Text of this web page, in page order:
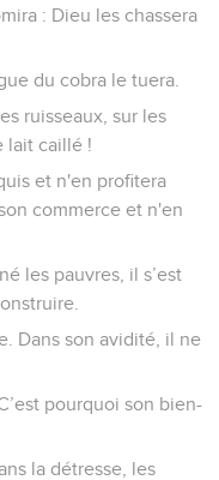
: Dieu les chassera
du cobra le tuera.
ruisseaux, sur les
lait caillé !
et n'en profitera
commerce et n'en
les pauvres, il s’est
Dans son avidité, il ne
pourquoi son bien-
la détresse, les